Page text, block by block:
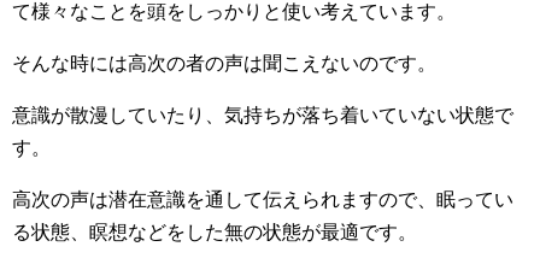
て様々なことを頭をしっかりと使い考えています。
そんな時には高次の者の声は聞こえないのです。
意識が散漫していたり、気持ちが落ち着いていない状態で
す。
高次の声は潜在意識を通して伝えられますので、眠ってい
る状態、瞑想などをした無の状態が最適です。